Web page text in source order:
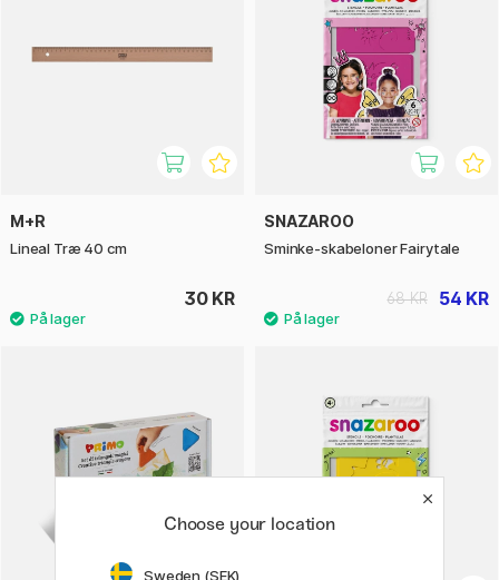
M+R
Lineal Træ 40 cm
30 KR
SNAZAROO
Sminke-skabeloner Fairytale
54 KR
68 KR
Choose your location
Sweden (SEK)